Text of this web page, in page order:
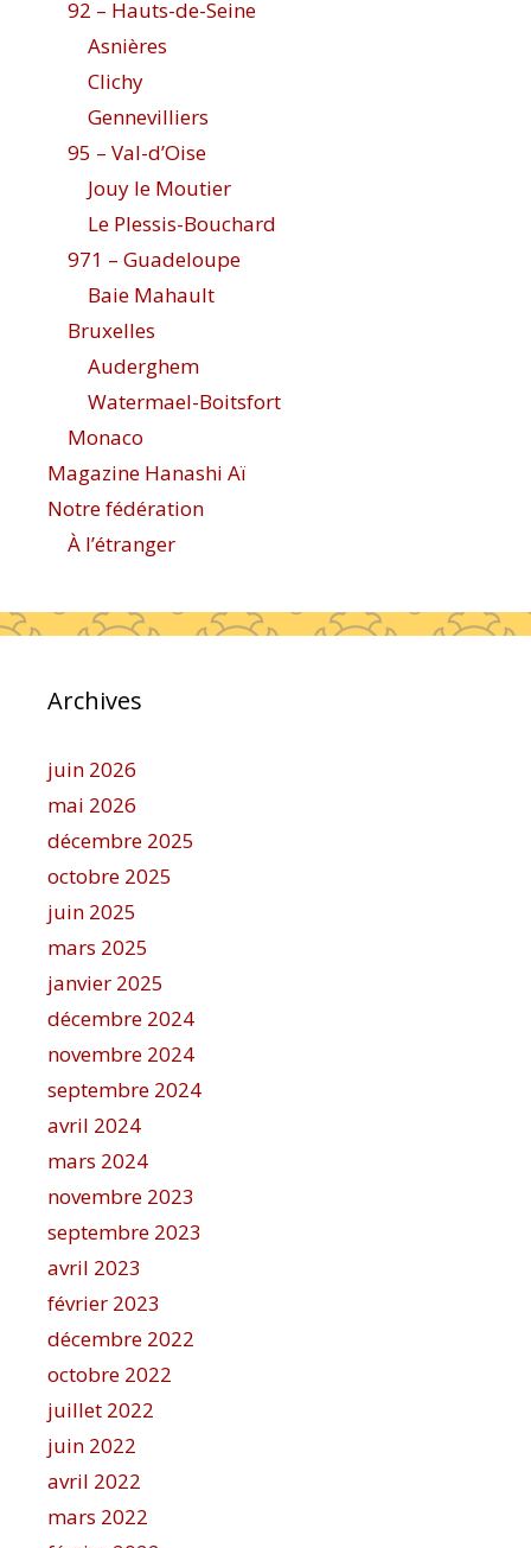
92 – Hauts-de-Seine
Asnières
Clichy
Gennevilliers
95 – Val-d’Oise
Jouy le Moutier
Le Plessis-Bouchard
971 – Guadeloupe
Baie Mahault
Bruxelles
Auderghem
Watermael-Boitsfort
Monaco
Magazine Hanashi Aï
Notre fédération
À l’étranger
Archives
juin 2026
mai 2026
décembre 2025
octobre 2025
juin 2025
mars 2025
janvier 2025
décembre 2024
novembre 2024
septembre 2024
avril 2024
mars 2024
novembre 2023
septembre 2023
avril 2023
février 2023
décembre 2022
octobre 2022
juillet 2022
juin 2022
avril 2022
mars 2022